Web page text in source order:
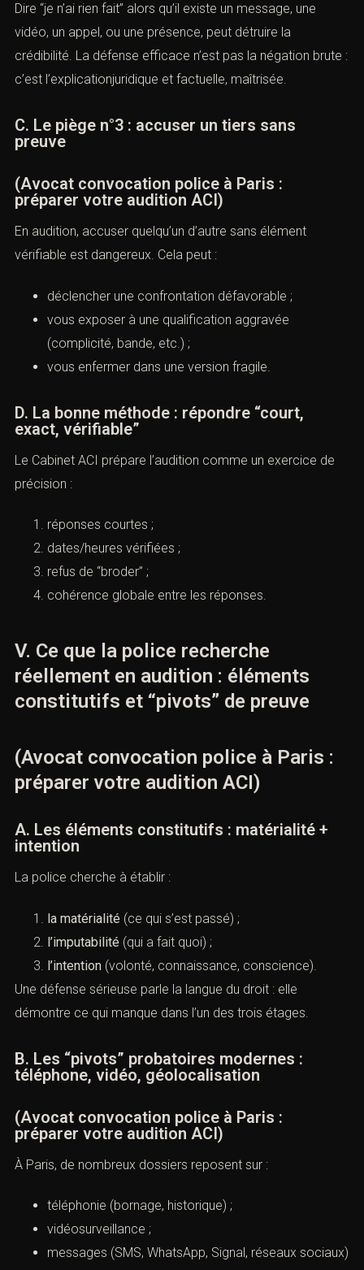
Dire “je n’ai rien fait” alors qu’il existe un message, une
vidéo, un appel, ou une présence, peut détruire la
crédibilité. La défense efficace n’est pas la négation brute :
c’est l’explicationjuridique et factuelle, maîtrisée.
C. Le piège n°3 : accuser un tiers sans
preuve
(Avocat convocation police à Paris :
préparer votre audition ACI)
En audition, accuser quelqu’un d’autre sans élément
vérifiable est dangereux. Cela peut :
déclencher une confrontation défavorable ;
vous exposer à une qualification aggravée
(complicité, bande, etc.) ;
vous enfermer dans une version fragile.
D. La bonne méthode : répondre “court,
exact, vérifiable”
Le Cabinet ACI prépare l’audition comme un exercice de
précision :
réponses courtes ;
dates/heures vérifiées ;
refus de “broder” ;
cohérence globale entre les réponses.
V. Ce que la police recherche
réellement en audition : éléments
constitutifs et “pivots” de preuve
(Avocat convocation police à Paris :
préparer votre audition ACI)
A. Les éléments constitutifs : matérialité +
intention
La police cherche à établir :
la matérialité (ce qui s’est passé) ;
l’imputabilité (qui a fait quoi) ;
l’intention (volonté, connaissance, conscience).
Une défense sérieuse parle la langue du droit : elle
démontre ce qui manque dans l’un des trois étages.
B. Les “pivots” probatoires modernes :
téléphone, vidéo, géolocalisation
(Avocat convocation police à Paris :
préparer votre audition ACI)
À Paris, de nombreux dossiers reposent sur :
téléphonie (bornage, historique) ;
vidéosurveillance ;
messages (SMS, WhatsApp, Signal, réseaux sociaux)